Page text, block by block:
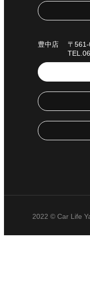
豊中店
〒
2022 © Car Life